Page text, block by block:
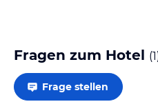
Fragen zum Hotel (1
Frage stellen